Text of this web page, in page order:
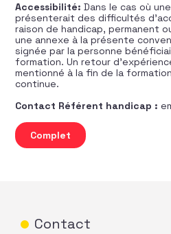
Accessibilité: Dans le cas où
présenterait des difficultés
raison de handicap, permanent
une annexe à la présente
signée par la personne
formation. Un retour
mentionné à la fin de la
continue.
Contact Référent handicap :
quantité de Manager
Complet
Contact